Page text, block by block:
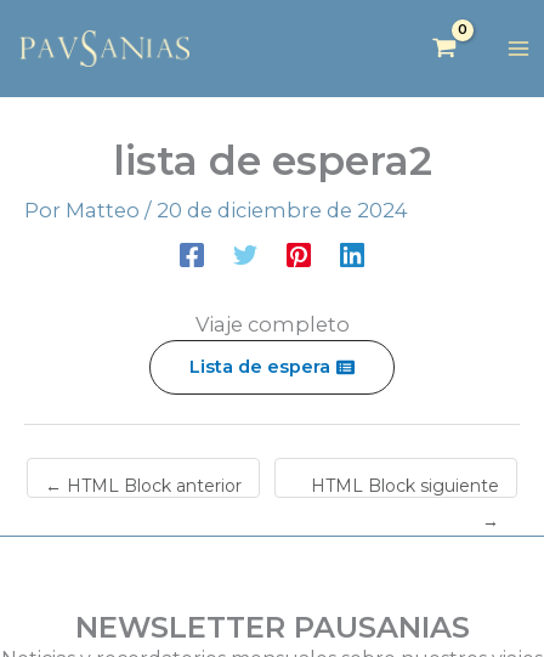
lista de espera2
Por Matteo / 20 de diciembre de 2024
Viaje completo
Lista de espera
← HTML Block anterior
HTML Block siguiente
→
NEWSLETTER PAUSANIAS